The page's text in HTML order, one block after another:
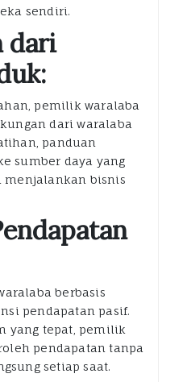
sendiri.
dari
pemilik waralaba
dari waralaba
panduan
sumber daya yang
menjalankan bisnis
berbasis
pendapatan pasif.
yang tepat, pemilik
pendapatan tanpa
setiap saat.